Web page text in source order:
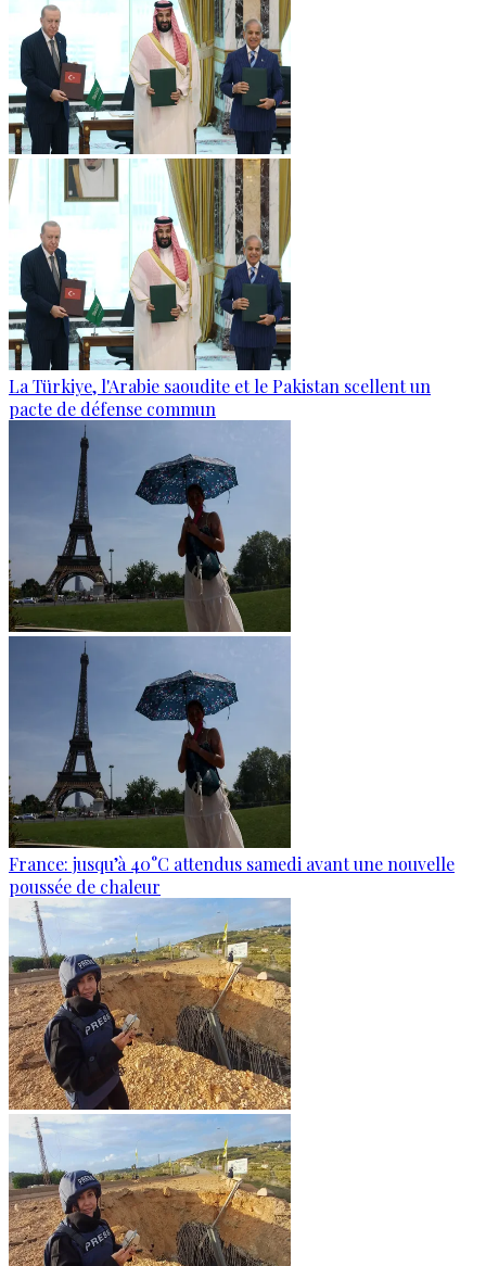
La Türkiye, l'Arabie saoudite et le Pakistan scellent un
pacte de défense commun
France: jusqu’à 40°C attendus samedi avant une nouvelle
poussée de chaleur